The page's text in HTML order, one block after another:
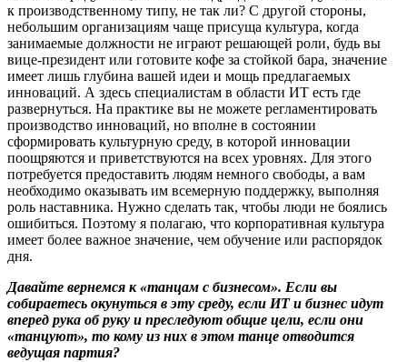
к производственному типу, не так ли? С другой стороны,
небольшим организациям чаще присуща культура, когда
занимаемые должности не играют решающей роли, будь вы
вице-президент или готовите кофе за стойкой бара, значение
имеет лишь глубина вашей идеи и мощь предлагаемых
инноваций. А здесь специалистам в области ИТ есть где
развернуться. На практике вы не можете регламентировать
производство инноваций, но вполне в состоянии
сформировать культурную среду, в которой инновации
поощряются и приветствуются на всех уровнях. Для этого
потребуется предоставить людям немного свободы, а вам
необходимо оказывать им всемерную поддержку, выполняя
роль наставника. Нужно сделать так, чтобы люди не боялись
ошибиться. Поэтому я полагаю, что корпоративная культура
имеет более важное значение, чем обучение или распорядок
дня.
Давайте вернемся к «танцам с бизнесом». Если вы
собираетесь окунуться в эту среду, если ИТ и бизнес идут
вперед рука об руку и преследуют общие цели, если они
«танцуют», то кому из них в этом танце отводится
ведущая партия?